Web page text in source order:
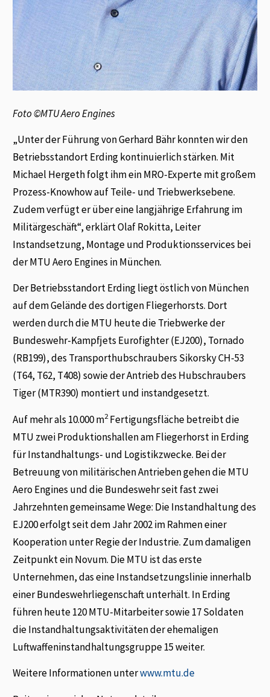
Foto ©MTU Aero Engines
„Unter der Führung von Gerhard Bähr konnten wir den
Betriebsstandort Erding kontinuierlich stärken. Mit
Michael Hergeth folgt ihm ein MRO-Experte mit großem
Prozess-Knowhow auf Teile- und Triebwerksebene.
Zudem verfügt er über eine langjährige Erfahrung im
Militärgeschäft“, erklärt Olaf Rokitta, Leiter
Instandsetzung, Montage und Produktionsservices bei
der MTU Aero Engines in München.
Der Betriebsstandort Erding liegt östlich von München
auf dem Gelände des dortigen Fliegerhorsts. Dort
werden durch die MTU heute die Triebwerke der
Bundeswehr-Kampfjets Eurofighter (EJ200), Tornado
(RB199), des Transporthubschraubers Sikorsky CH-53
(T64, T62, T408) sowie der Antrieb des Hubschraubers
Tiger (MTR390) montiert und instandgesetzt.
Auf mehr als 10.000 m2Fertigungsfläche betreibt die
MTU zwei Produktionshallen am Fliegerhorst in Erding
für Instandhaltungs- und Logistikzwecke. Bei der
Betreuung von militärischen Antrieben gehen die MTU
Aero Engines und die Bundeswehr seit fast zwei
Jahrzehnten gemeinsame Wege: Die Instandhaltung des
EJ200 erfolgt seit dem Jahr 2002 im Rahmen einer
Kooperation unter Regie der Industrie. Zum damaligen
Zeitpunkt ein Novum. Die MTU ist das erste
Unternehmen, das eine Instandsetzungslinie innerhalb
einer Bundeswehrliegenschaft unterhält. In Erding
führen heute 120 MTU-Mitarbeiter sowie 17 Soldaten
die Instandhaltungsaktivitäten der ehemaligen
Luftwaffeninstandhaltungsgruppe 15 weiter.
Weitere Informationen unterwww.mtu.de